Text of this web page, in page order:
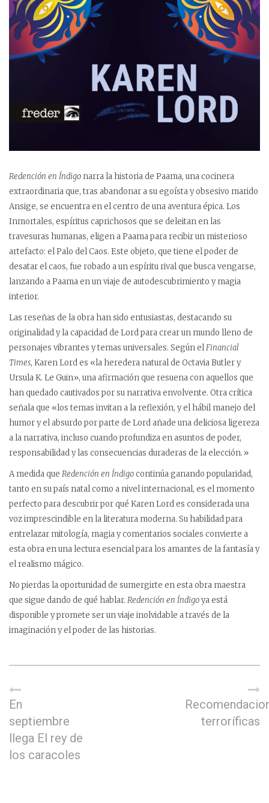
Redención en Índigo narra la historia de Paama, una cocinera
extraordinaria que, tras abandonar a su egoísta y obsesivo marido
Ansige, se encuentra en el centro de una aventura épica. Los
Inmortales, espíritus caprichosos que se deleitan en las
travesuras humanas, eligen a Paama para recibir un misterioso
artefacto: el Palo del Caos. Este objeto, que tiene el poder de
desatar el caos, fue robado a un espíritu rival que busca vengarse,
lanzando a Paama en un viaje de autodescubrimiento y magia
interior.
Las reseñas de la obra han sido entusiastas, destacando su
originalidad y la capacidad de Lord para crear un mundo lleno de
personajes vibrantes y temas universales. Según elFinancial
Times, Karen Lord es «la heredera natural de Octavia Butler y
Ursula K. Le Guin», una afirmación que resuena con aquellos que
han quedado cautivados por su narrativa envolvente. Otra crítica
señala que «los temas invitan a la reflexión, y el hábil manejo del
humor y el absurdo por parte de Lord añade una deliciosa ligereza
a la narrativa, incluso cuando profundiza en asuntos de poder,
responsabilidad y las consecuencias duraderas de la elección.»
A medida que Redención en Índigocontinúa ganando popularidad,
tanto en su país natal como a nivel internacional, es el momento
perfecto para descubrir por qué Karen Lord es considerada una
voz imprescindible en la literatura moderna. Su habilidad para
entrelazar mitología, magia y comentarios sociales convierte a
esta obra en una lectura esencial para los amantes de la fantasía y
el realismo mágico.
No pierdas la oportunidad de sumergirte en esta obra maestra
que sigue dando de qué hablar. Redención en Índigoya está
disponible y promete ser un viaje inolvidable a través de la
imaginación y el poder de las historias.
En
septiembre
llega El rey de
los caracoles
terroríficas